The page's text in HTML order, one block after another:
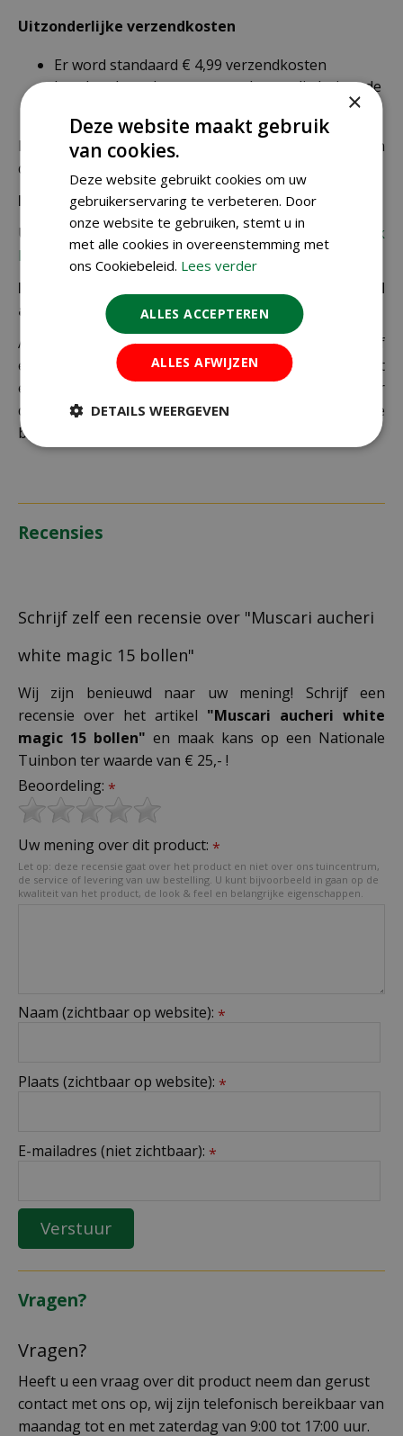
Uitzonderlijke verzendkosten
Er word standaard € 4,99 verzendkosten
berekend op planten en producten die buiten de
De juiste verzendkosten worden in de laatste stap van
de winkelwagen berekend.
Bezorgkosten overige landen:
Uiteraard verzenden wij ook buiten Nederland,
bekijk
hier de verzendkosten.
Let op: extra kosten bij niet ophalen of verkeerd
adres
Als je je pakket niet ophaalt bij een PostNL-punt of
een verkeerd afleveradres invult, zijn wij genoodzaakt
extra kosten in rekening te brengen. Controleer
daarom altijd goed je adresgegevens voordat je je
bestelling plaatst.
Recensies
Schrijf zelf een recensie over "Muscari aucheri
white magic 15 bollen"
Wij zijn benieuwd naar uw mening! Schrijf een
recensie over het artikel "Muscari aucheri white
magic 15 bollen" en maak kans op een Nationale
Tuinbon ter waarde van € 25,- !
Beoordeling: *
Uw mening over dit product: *
Let op: deze recensie gaat over het product en niet over ons tuincentrum,
de service of levering van uw bestelling. U kunt bijvoorbeeld in gaan op de
kwaliteit van het product, de look & feel en belangrijke eigenschappen.
Naam (zichtbaar op website): *
Plaats (zichtbaar op website): *
E-mailadres (niet zichtbaar): *
Vragen?
Vragen?
Heeft u een vraag over dit product neem dan gerust
contact met ons op, wij zijn telefonisch bereikbaar van
maandag tot en met zaterdag van 9:00 tot 17:00 uur.
×
Deze website maakt gebruik
van cookies.
Deze website gebruikt cookies om uw
gebruikerservaring te verbeteren. Door
onze website te gebruiken, stemt u in
met alle cookies in overeenstemming met
ons Cookiebeleid. Lees verder
ALLES ACCEPTEREN
ALLES AFWIJZEN
DETAILS WEERGEVEN